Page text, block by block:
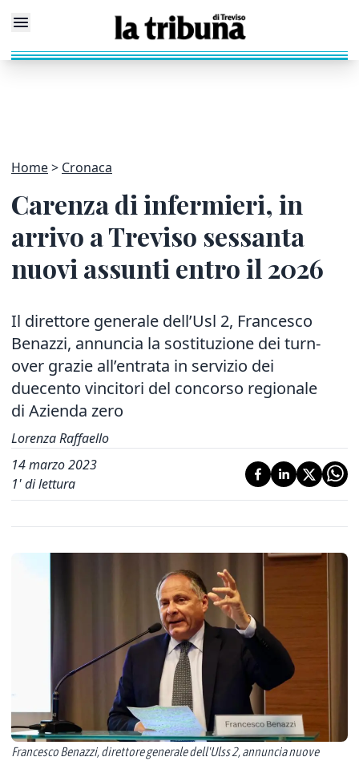
Home Cronaca
Carenza di infermieri, in
arrivo a Treviso sessanta
nuovi assunti entro il 2026
Il direttore generale dell’Usl 2, Francesco
Benazzi, annuncia la sostituzione dei turn-
over grazie all’entrata in servizio dei
duecento vincitori del concorso regionale
di Azienda zero
Lorenza Raffaello
14 marzo 2023
1' di lettura
Francesco Benazzi, direttore generale dell'Ulss 2, annuncia nuove